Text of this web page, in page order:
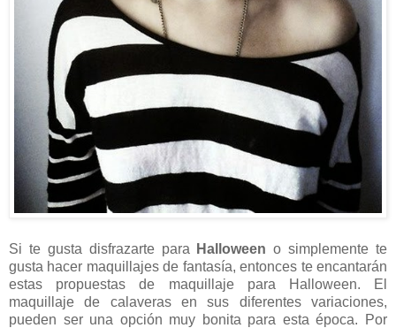
Si te gusta disfrazarte para Halloweeno simplemente te
gusta hacer maquillajes de fantasía, entonces te encantarán
estas propuestas de maquillaje para Halloween. El
maquillaje de calaveras en sus diferentes variaciones,
pueden ser una opción muy bonita para esta época. Por